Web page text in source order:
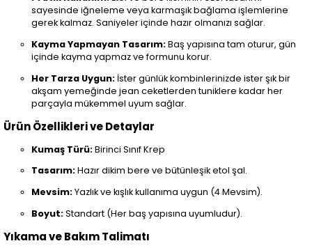
sayesinde iğneleme veya karmaşık bağlama işlemlerine
gerek kalmaz. Saniyeler içinde hazır olmanızı sağlar.
Kayma Yapmayan Tasarım:Baş yapısına tam oturur, gün
içinde kayma yapmaz ve formunu korur.
Her Tarza Uygun: İster günlük kombinlerinizde ister şık bir
akşam yemeğinde jean ceketlerden tuniklere kadar her
parçayla mükemmel uyum sağlar.
Ürün Özellikleri ve Detaylar
Kumaş Türü:Birinci Sınıf Krep
Tasarım:Hazır dikim bere ve bütünleşik etol şal.
Mevsim:Yazlık ve kışlık kullanıma uygun (4 Mevsim).
Boyut:Standart (Her baş yapısına uyumludur).
Yıkama ve Bakım Talimatı